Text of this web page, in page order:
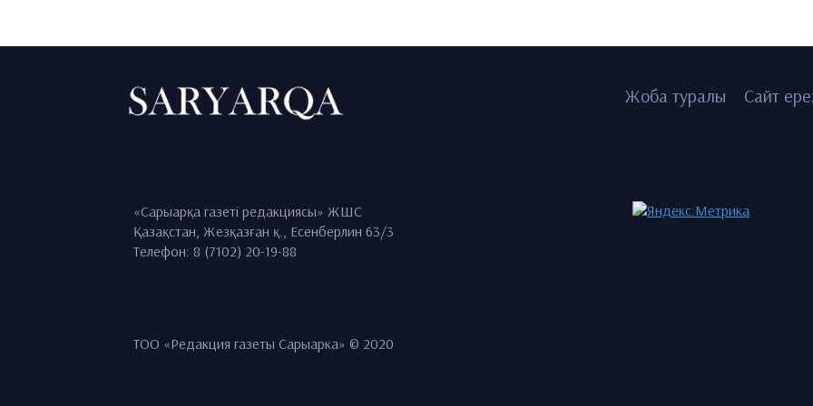
Жоба туралы Сайт
«Сарыарқа газеті редакциясы» ЖШС
Қазақстан, Жезқазған қ., Есенберлин 63/3
Телефон: 8 (7102) 20-19-88
ТОО «Редакция газеты Сарыарка» © 2020